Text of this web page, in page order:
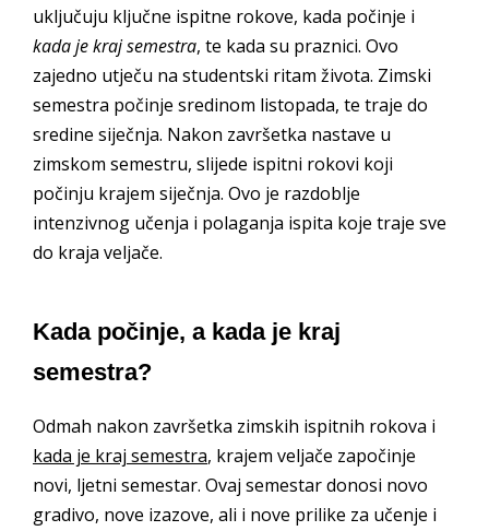
uključuju ključne ispitne rokove, kada počinje i
kada je kraj semestra, te kada su praznici. Ovo
zajedno utječu na studentski ritam života. Zimski
semestra počinje sredinom listopada, te traje do
sredine siječnja. Nakon završetka nastave u
zimskom semestru, slijede ispitni rokovi koji
počinju krajem siječnja. Ovo je razdoblje
intenzivnog učenja i polaganja ispita koje traje sve
do kraja veljače.
Kada počinje, a kada je kraj
semestra?
Odmah nakon završetka zimskih ispitnih rokova i
kada je kraj semestra, krajem veljače započinje
novi, ljetni semestar. Ovaj semestar donosi novo
gradivo, nove izazove, ali i nove prilike za učenje i